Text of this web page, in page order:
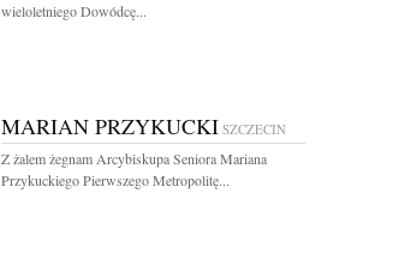
wieloletniego Dowódcę...
MARIAN PRZYKUCKI SZCZECIN
Z żalem żegnam Arcybiskupa Seniora Mariana
Przykuckiego Pierwszego Metropolitę...